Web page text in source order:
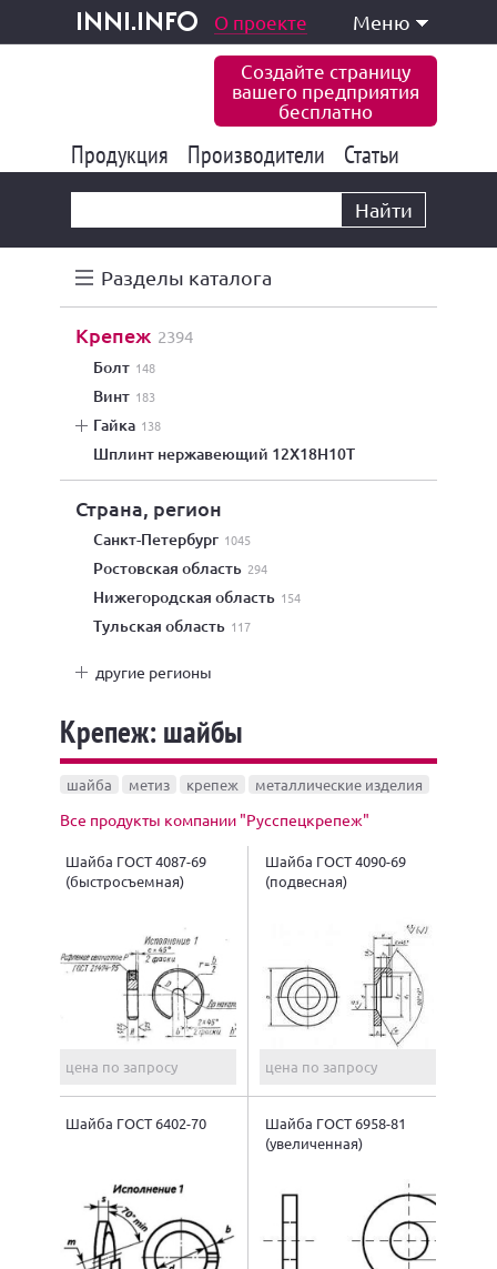
inni.info
и услуги О проекте Меню
Создайте страницу
вашего предприятия
бесплатно
Продукция 177 843
Производители 6 775
Статьи
Найти
Разделы каталога
крепеж 2394
болт 148
винт 183
гайка 138
шплинт нержавеющий 12Х18Н10Т
Страна, регион
Санкт-Петербург 1045
Ростовская область 294
Нижегородская область 154
Тульская область 117
другие регионы
Крепеж: шайбы
шайба метиз крепеж металлические изделия
Все продукты компании "Русспецкрепеж"
Шайба ГОСТ 4087-69
(быстросъемная)
цена по запросу
Шайба ГОСТ 4090-69
(подвесная)
цена по запросу
Шайба ГОСТ 6402-70
Шайба ГОСТ 6958-81
(увеличенная)